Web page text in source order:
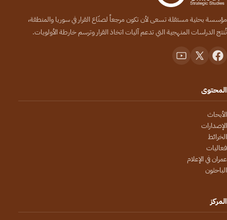
مؤسسة بحثية مستقلة تسعى لأن تكون مرجعاً لصنّاع القرار في سوريا والمنطقة،
تُنتج الدراسات المنهجية التي تدعم آليات اتخاذ القرار وترسم خارطة الأولويات.
المحتوى
الأبحاث
الإصدارات
الخرائط
فعاليات
عمران في الإعلام
الباحثون
المركز